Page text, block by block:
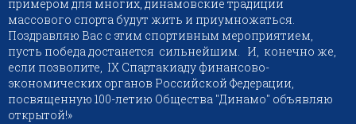
примером для многих, динамовские традиции
массового спорта будут жить и приумножаться.
Поздравляю Вас с этим спортивным мероприятием,
пусть победа достанется сильнейшим. И, конечно же,
если позволите, IX Спартакиаду финансово-
экономических органов Российской Федерации,
посвященную 100-летию Общества "Динамо" объявляю
открытой!»